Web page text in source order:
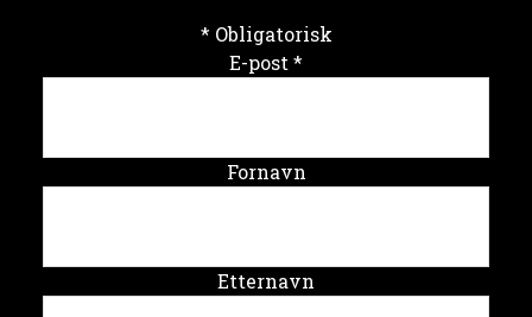
* Obligatorisk
E-post *
Fornavn
Etternavn